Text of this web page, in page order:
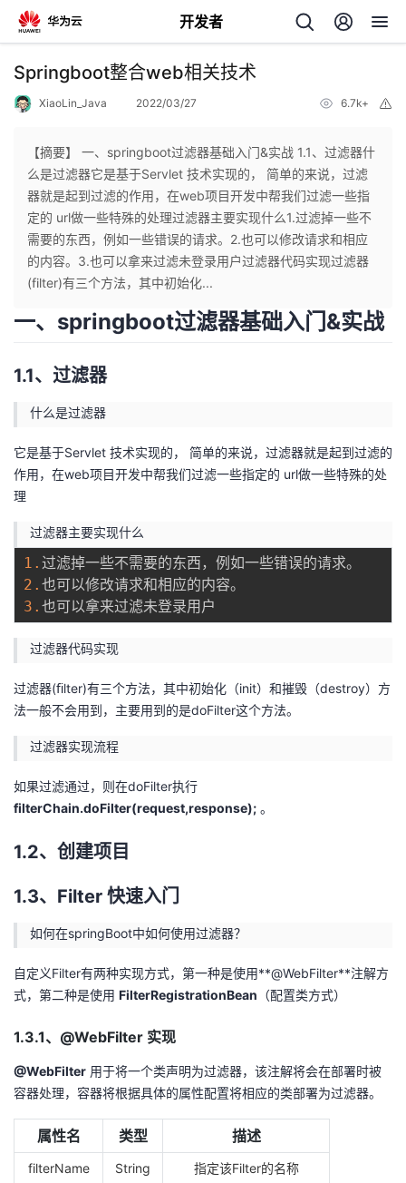
开发者
返
个
人
我
我
的
博
客
我
的
论
坛
我
的
圈
子
我
的
直
播
我
的
活
动
我
的
关
者
学
堂
我
的
课
程
我
的
认
证
我
的
实
我
的
支
持
我
的
技
术
支
持
我
的
云
声
建
Springboot整合web相关技术
XiaoLin_Java 2022/03/27 6.7k+
【摘要】 一、springboot过滤器基础入门&实战 1.1、过滤器什
么是过滤器它是基于Servlet 技术实现的， 简单的来说，过滤
器就是起到过滤的作用，在web项目开发中帮我们过滤一些指
定的 url做一些特殊的处理过滤器主要实现什么1.过滤掉一些不
需要的东西，例如一些错误的请求。2.也可以修改请求和相应
的内容。3.也可以拿来过滤未登录用户过滤器代码实现过滤器
(ﬁlter)有三个方法，其中初始化...
一、springboot过滤器基础入门&实战
1.1、过滤器
什么是过滤器
它是基于Servlet 技术实现的， 简单的来说，过滤器就是起到过滤的
作用，在web项目开发中帮我们过滤一些指定的 url做一些特殊的处
理
过滤器主要实现什么
1.
2.
3.
过滤器代码实现
过滤器(ﬁlter)有三个方法，其中初始化（init）和摧毁（destroy）方
法一般不会用到，主要用到的是doFilter这个方法。
过滤器实现流程
如果过滤通过，则在doFilter执行
filterChain.doFilter(request,response); 。
1.2、创建项目
1.3、Filter 快速入门
如何在springBoot中如何使用过滤器？
自定义Filter有两种实现方式，第一种是使用**@WebFilter**注解方
式，第二种是使用 FilterRegistrationBean （配置类方式）
1.3.1、@WebFilter 实现
@WebFilter 用于将一个类声明为过滤器，该注解将会在部署时被
容器处理，容器将根据具体的属性配置将相应的类部署为过滤器。
属性名 类型 描述
filterName String
指定该Filter的名称